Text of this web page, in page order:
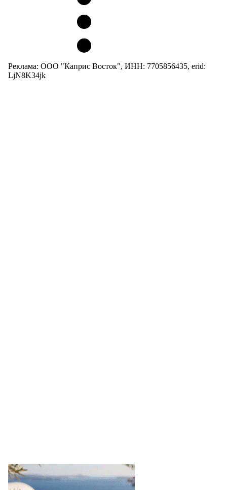
Реклама: ООО "Каприс Восток", ИНН: 7705856435, erid:
LjN8K34jk